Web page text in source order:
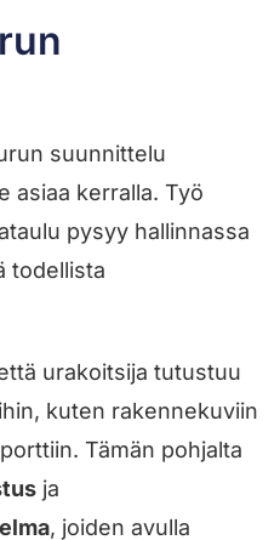
suunnittelu
asiaa kerralla. Työ
pysyy hallinnassa
todellista
urakoitsija tutustuu
kuten rakennekuviin
Tämän pohjalta
ja
, joiden avulla